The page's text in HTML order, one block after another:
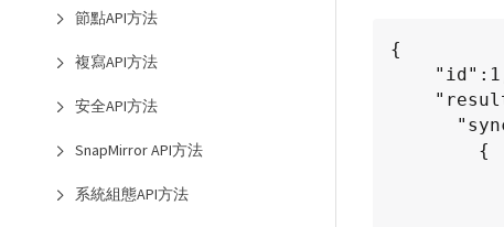
節點API方法
複寫API方法
安全API方法
SnapMirror API方法
系統組態API方法
{